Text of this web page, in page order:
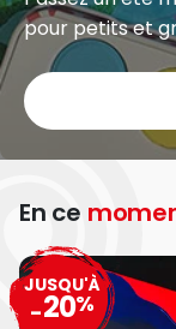
pour petits et
En ce
JUSQU'À
-20%